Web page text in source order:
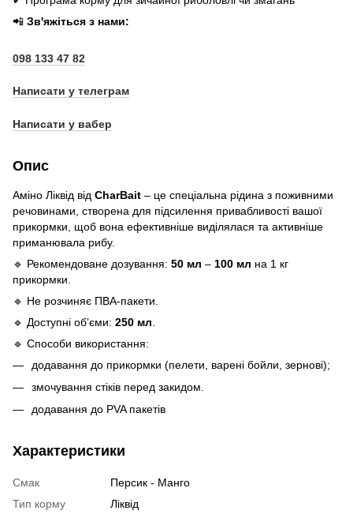
📲 Зв'яжіться з нами:
098 133 47 82
Написати у телеграм
Написати у вабер
Опис
Аміно Ліквід від CharBait – це спеціальна рідина з поживними
речовинами, створена для підсилення привабливості вашої
прикормки, щоб вона ефективніше виділялася та активніше
приманювала рибу.
🔹 Рекомендоване дозування: 50 мл – 100 мл на 1 кг
прикормки.
🔹 Не розчиняє ПВА-пакети.
🔹 Доступні об’єми: 250 мл
🔹 Способи використання:
додавання до прикормки (пелети, варені бойли, зернові);
змочування стіків перед закидом.
додавання до PVA пакетів
Характеристики
Смак
Персик - Манго
Тип корму
Ліквід